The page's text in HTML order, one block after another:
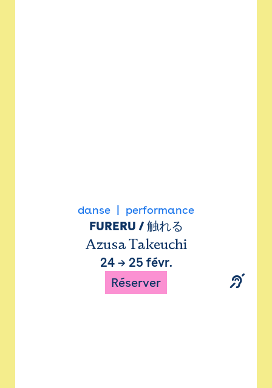
danse performance
FURERU / 触れる
Azusa Takeuchi
24→ 25 févr.
Réserver